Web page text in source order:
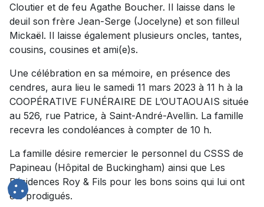
Cloutier et de feu Agathe Boucher. Il laisse dans le
deuil son frère Jean-Serge (Jocelyne) et son filleul
Mickaël. Il laisse également plusieurs oncles, tantes,
cousins, cousines et ami(e)s.
Une célébration en sa mémoire, en présence des
cendres, aura lieu le samedi 11 mars 2023 à 11 h à la
COOPÉRATIVE FUNÉRAIRE DE L’OUTAOUAIS située
au 526, rue Patrice, à Saint-André-Avellin. La famille
recevra les condoléances à compter de 10 h.
La famille désire remercier le personnel du CSSS de
Papineau (Hôpital de Buckingham) ainsi que Les
Résidences Roy & Fils pour les bons soins qui lui ont
été prodigués.